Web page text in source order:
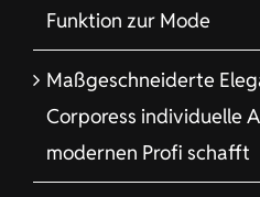
Funktion zur Mode
Maßgeschneiderte
Corporess individuelle
modernen Profi schafft